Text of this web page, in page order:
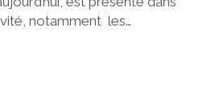
notamment les…